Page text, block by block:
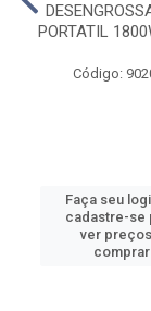
PORTATIL
Código:
Faça seu
cadastre-se
ver
comprar